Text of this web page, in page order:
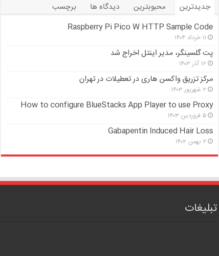
جدیدترین محبوبترین دیدگاه ها
برچسب
Raspberry Pi Pico W HTTP Sample Code
۱۱ خرداد ۱۴۰۴
پت گلسینگر، مدیر اینتل اخراج شد
۱۲ آذر ۱۴۰۳
مرکز تزریق واکسن هاری در تعطیلات در تهران
۲ شهریور ۱۴۰۳
How to configure BlueStacks App Player to use Proxy
۵ فروردین ۱۴۰۳
Gabapentin Induced Hair Loss
۲ بهمن ۱۴۰۲
تبلیغات